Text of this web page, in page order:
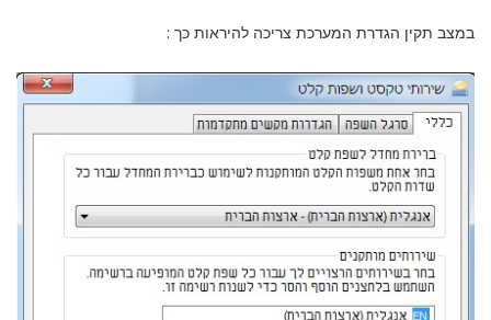
במצב תקין הגדרת המערכת צריכה להיראות כך :